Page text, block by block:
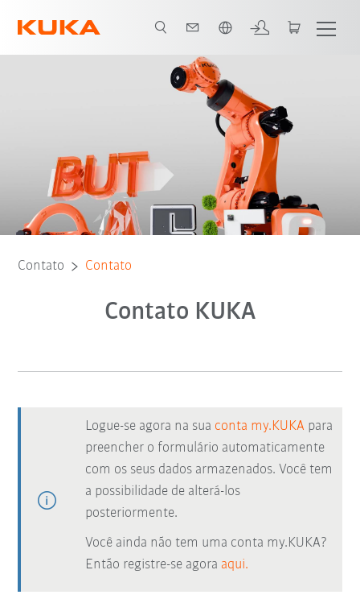
Contato Contato
Contato KUKA
Logue-se agora na sua conta my.KUKA para
preencher o formulário automaticamente
com os seus dados armazenados. Você tem
a possibilidade de alterá-los
posteriormente.
Você ainda não tem uma conta my.KUKA?
Então registre-se agora aqui.